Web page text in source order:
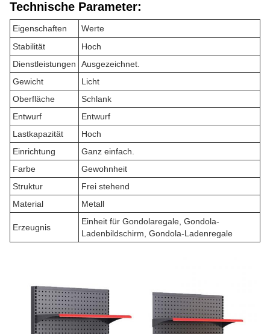
Technische Parameter:
Eigenschaften
Werte
Stabilität
Hoch
Dienstleistungen
Ausgezeichnet.
Gewicht
Licht
Oberfläche
Schlank
Entwurf
Entwurf
Lastkapazität
Hoch
Einrichtung
Ganz einfach.
Farbe
Gewohnheit
Struktur
Frei stehend
Material
Metall
Erzeugnis
Einheit für Gondolaregale, Gondola-
Ladenbildschirm, Gondola-Ladenregale